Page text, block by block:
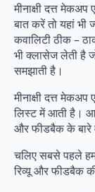
मीनाक्षी दत्त
बात करें तो यहां भी
कवालिटी ठीक –
भी क्लासेज लेती है
समझाती है।
मीनाक्षी दत्त
लिस्ट में आती है।
और फीडबैक के बारे
चलिए सबसे पहले
रिव्यू और फीडबैक